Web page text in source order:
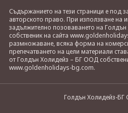
Съдържанието на тези страници е под
авторското право. При използване на
задължително позоваването на
собственик на сайта
размножаване, всяка форма на
препечатването на цели материали
от Голдън Холидейз – БГ ООД
www.goldenholidays-bg.com.
Голдън Холидейз-